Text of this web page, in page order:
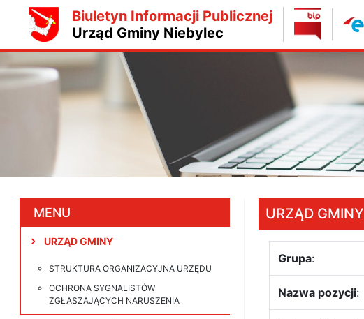
Biuletyn Informacji Publicznej
Urząd Gminy Niebylec
MENU
URZĄD GMINY
STRUKTURA ORGANIZACYJNA URZĘDU
OCHRONA SYGNALISTÓW
ZGŁASZAJĄCYCH NARUSZENIA
URZĄD GMINY
Grupa:
Nazwa pozycji: